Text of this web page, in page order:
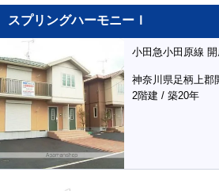
スプリングハーモニーＩ
小田急小田原線
神奈川県足柄上郡
2階建 / 築20年